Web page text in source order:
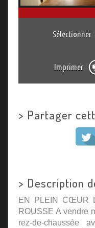
Sélectionner
Imprimer
> Partager
> Description
EN PLEIN CŒUR
ROUSSE A vendre
rez-de-chaussée